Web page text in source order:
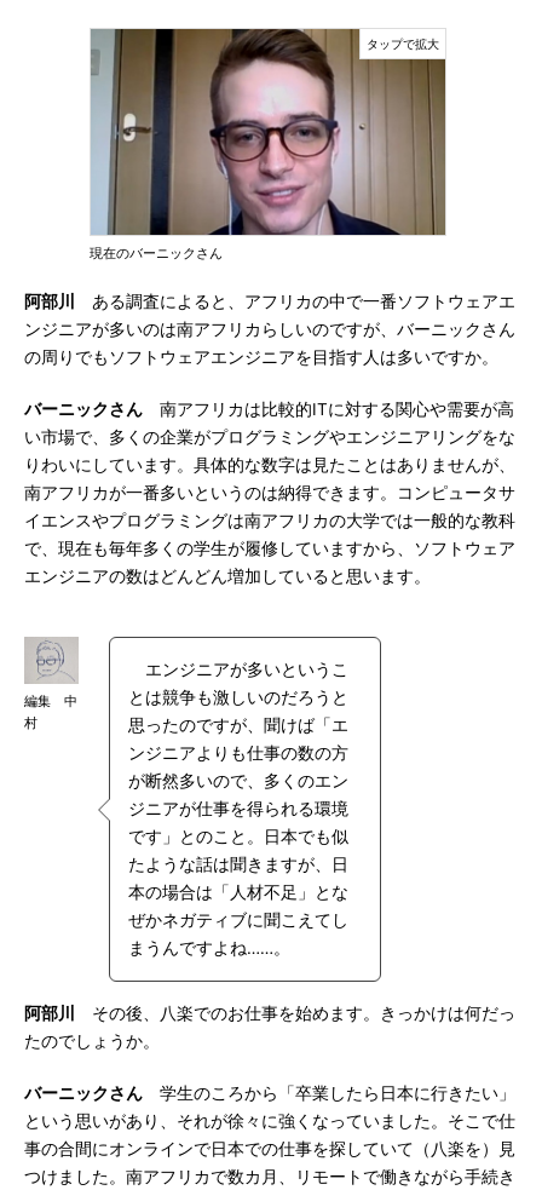
現在のバーニックさん
阿部川
ある調査によると、アフリカの中で一番ソフトウェアエ
ンジニアが多いのは南アフリカらしいのですが、バーニックさん
の周りでもソフトウェアエンジニアを目指す人は多いですか。
バーニックさん 南アフリカは比較的ITに対する関心や需要が高
い市場で、多くの企業がプログラミングやエンジニアリングをな
りわいにしています。具体的な数字は見たことはありませんが、
南アフリカが一番多いというのは納得できます。コンピュータサ
イエンスやプログラミングは南アフリカの大学では一般的な教科
で、現在も毎年多くの学生が履修していますから、ソフトウェア
エンジニアの数はどんどん増加していると思います。
編集 中
村
エンジニアが多いというこ
とは競争も激しいのだろうと
思ったのですが、聞けば「エ
ンジニアよりも仕事の数の方
が断然多いので、多くのエン
ジニアが仕事を得られる環境
です」とのこと。日本でも似
たような話は聞きますが、日
本の場合は「人材不足」とな
ぜかネガティブに聞こえてし
まうんですよね……。
阿部川
その後、八楽でのお仕事を始めます。きっかけは何だっ
たのでしょうか。
バーニックさん 学生のころから「卒業したら日本に行きたい」
という思いがあり、それが徐々に強くなっていました。そこで仕
事の合間にオンラインで日本での仕事を探していて（八楽を）見
つけました。南アフリカで数カ月、リモートで働きながら手続き